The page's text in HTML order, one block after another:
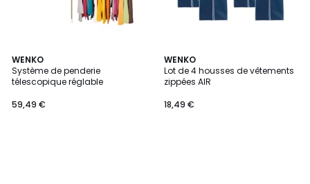
WENKO
Système de penderie
télescopique réglable
59,49 €
WENKO
Lot de 4 housses de vêtements
zippées AIR
18,49 €